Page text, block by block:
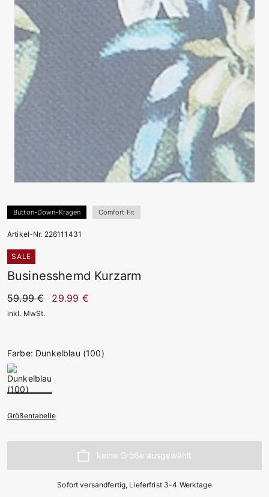
Button-Down-Kragen Comfort Fit
Artikel-Nr. 226111431
SALE
Businesshemd Kurzarm
59.99 € 29.99 €
inkl. MwSt.
Farbe: Dunkelblau (100)
Größentabelle
Sofort versandfertig, Lieferfrist 3-4 Werktage